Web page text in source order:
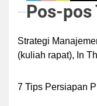
Pos-pos
Strategi
(kuliah rapat), In
7 Tips Persiapan